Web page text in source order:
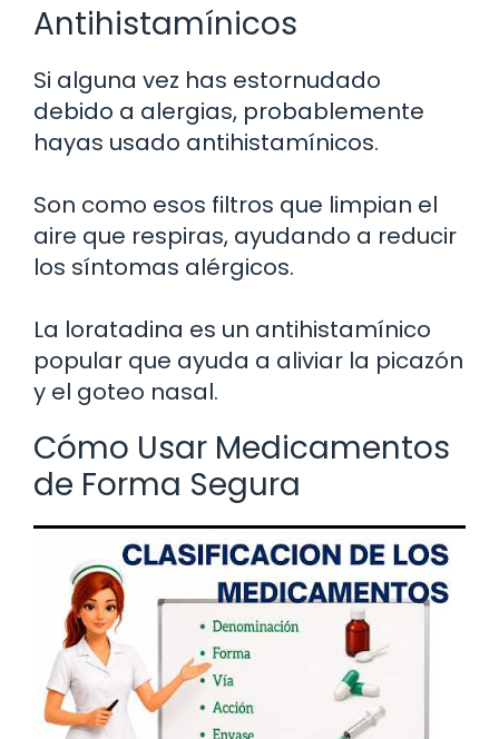
Antihistamínicos
Si alguna vez has estornudado
debido a alergias, probablemente
hayas usado antihistamínicos.
Son como esos filtros que limpian el
aire que respiras, ayudando a reducir
los síntomas alérgicos.
La loratadina es un antihistamínico
popular que ayuda a aliviar la picazón
y el goteo nasal.
Cómo Usar Medicamentos
de Forma Segura